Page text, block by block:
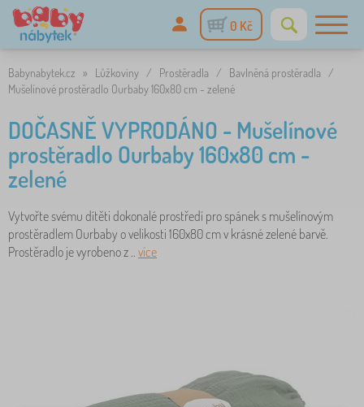
0 Kč
Babynabytek.cz » Lůžkoviny / Prostěradla / Bavlněná prostěradla
/
Mušelínové prostěradlo Ourbaby 160x80 cm - zelené
DOČASNĚ VYPRODÁNO - Mušelínové
prostěradlo Ourbaby 160x80 cm -
zelené
Vytvořte svému dítěti dokonalé prostředí pro spánek s mušelínovým
prostěradlem Ourbaby o velikosti 160x80 cm v krásné zelené barvě.
Prostěradlo je vyrobeno z .. více